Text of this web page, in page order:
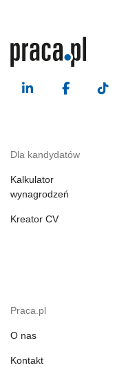
Dla kandydatów
Kalkulator
wynagrodzeń
Kreator CV
Praca.pl
O nas
Kontakt